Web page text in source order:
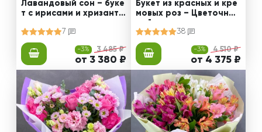
Лавандовый сон – буке
т с ирисами и хризанте
7
-3% 3 485 ₽
от 3 380 ₽
Букет из красных и кре
мовых роз – Цветочный
38
-3% 4 510 ₽
от 4 375 ₽